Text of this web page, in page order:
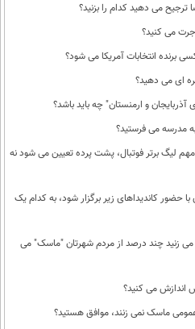
می دهید کدام را بزنید؟
می کنید؟
برنده انتخابات آمریکا می شود؟
ای می دهید؟
و ارمنستان" چه باید باشد؟
مدرسه می فرستید؟
مهم لیگ برتر فوتبال، پشت پرده تعیین می شود نه
حضور کاندیداهای زیر برگزار شود، به کدام یک
زنید چند درصد از مردم شهرتان "ماسک" می
اندازش می کنید؟
ماسک نمی زنند، موافق هستید؟